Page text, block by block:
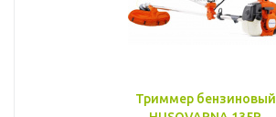
Триммер бензиновый